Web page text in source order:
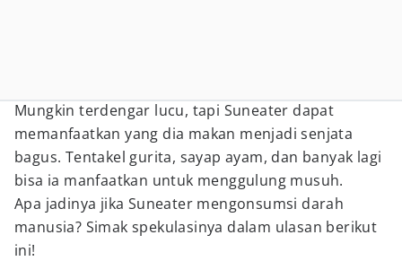
Mungkin terdengar lucu, tapi Suneater dapat
memanfaatkan yang dia makan menjadi senjata
bagus. Tentakel gurita, sayap ayam, dan banyak lagi
bisa ia manfaatkan untuk menggulung musuh.
Apa jadinya jika Suneater mengonsumsi darah
manusia? Simak spekulasinya dalam ulasan berikut
ini!